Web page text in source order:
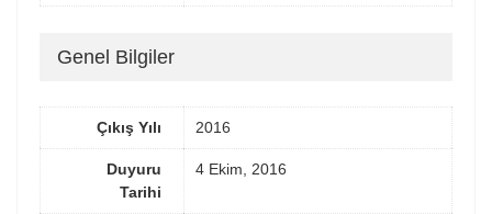
Genel Bilgiler
Çıkış Yılı 2016
Duyuru
Tarihi
4 Ekim, 2016